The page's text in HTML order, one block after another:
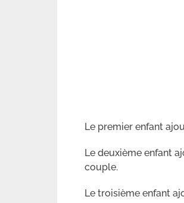
Le premier enfant
Le deuxième enfant
couple.
Le troisième enfant